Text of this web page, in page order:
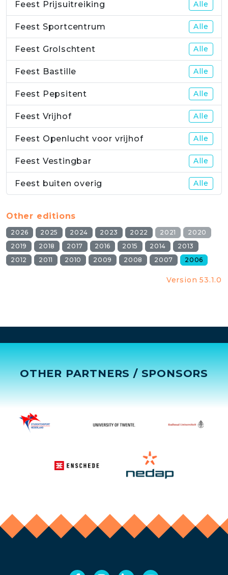
Feest Prijsuitreiking Alle
Feest Sportcentrum Alle
Feest Grolschtent Alle
Feest Bastille Alle
Feest Pepsitent Alle
Feest Vrijhof Alle
Feest Openlucht voor vrijhof Alle
Feest Vestingbar Alle
Feest buiten overig Alle
Other editions
2026 2025 2024 2023 2022 2021
2020
2019
2018 2017 2016 2015 2014
2013
2012
2011 2010 2009 2008 2007 2006
Version 53.1.0
OTHER PARTNERS / SPONSORS